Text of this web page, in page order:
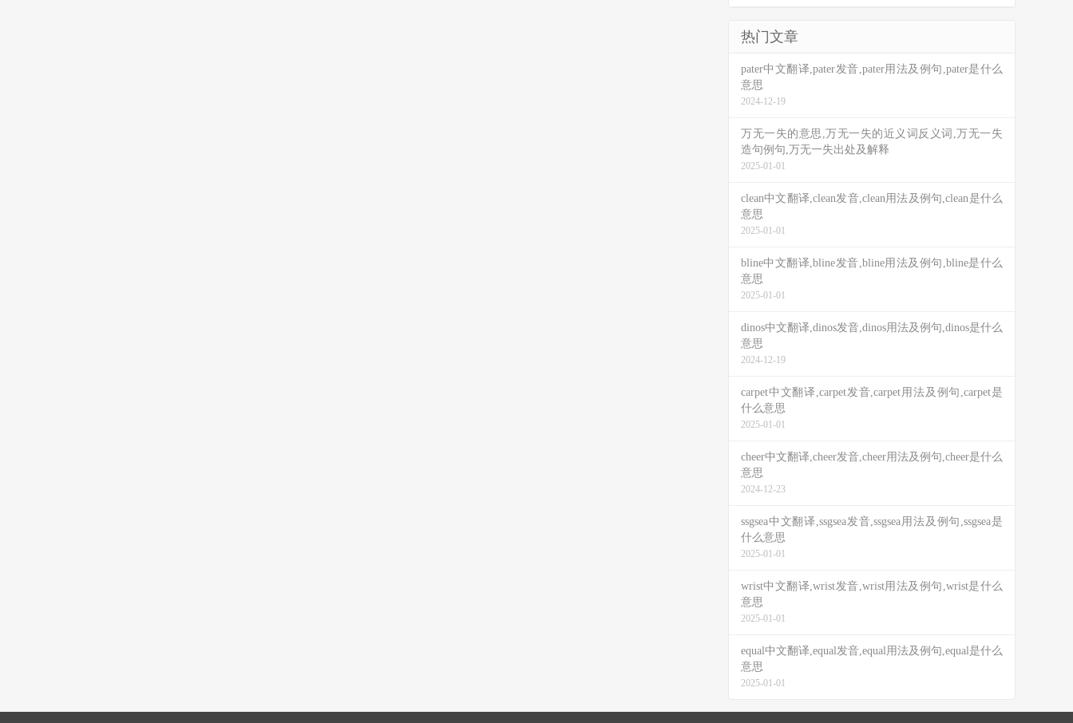
热门文章
pater中文翻译,pater发音,pater用法及例句,pater是什么
意思
2024-12-19
万无一失的意思,万无一失的近义词反义词,万无一失
造句例句,万无一失出处及解释
2025-01-01
clean中文翻译,clean发音,clean用法及例句,clean是什么
意思
2025-01-01
bline中文翻译,bline发音,bline用法及例句,bline是什么
意思
2025-01-01
dinos中文翻译,dinos发音,dinos用法及例句,dinos是什么
意思
2024-12-19
carpet中文翻译,carpet发音,carpet用法及例句,carpet是
什么意思
2025-01-01
cheer中文翻译,cheer发音,cheer用法及例句,cheer是什么
意思
2024-12-23
ssgsea中文翻译,ssgsea发音,ssgsea用法及例句,ssgsea是
什么意思
2025-01-01
wrist中文翻译,wrist发音,wrist用法及例句,wrist是什么
意思
2025-01-01
equal中文翻译,equal发音,equal用法及例句,equal是什么
意思
2025-01-01